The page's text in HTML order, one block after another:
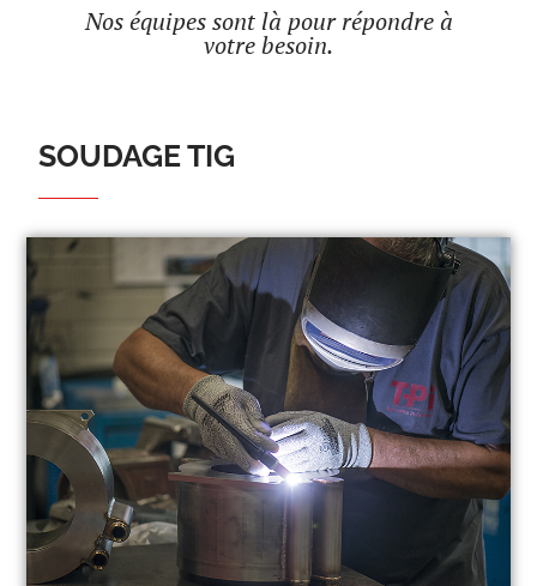
Nos équipes sont là pour répondre à
votre besoin.
SOUDAGE TIG